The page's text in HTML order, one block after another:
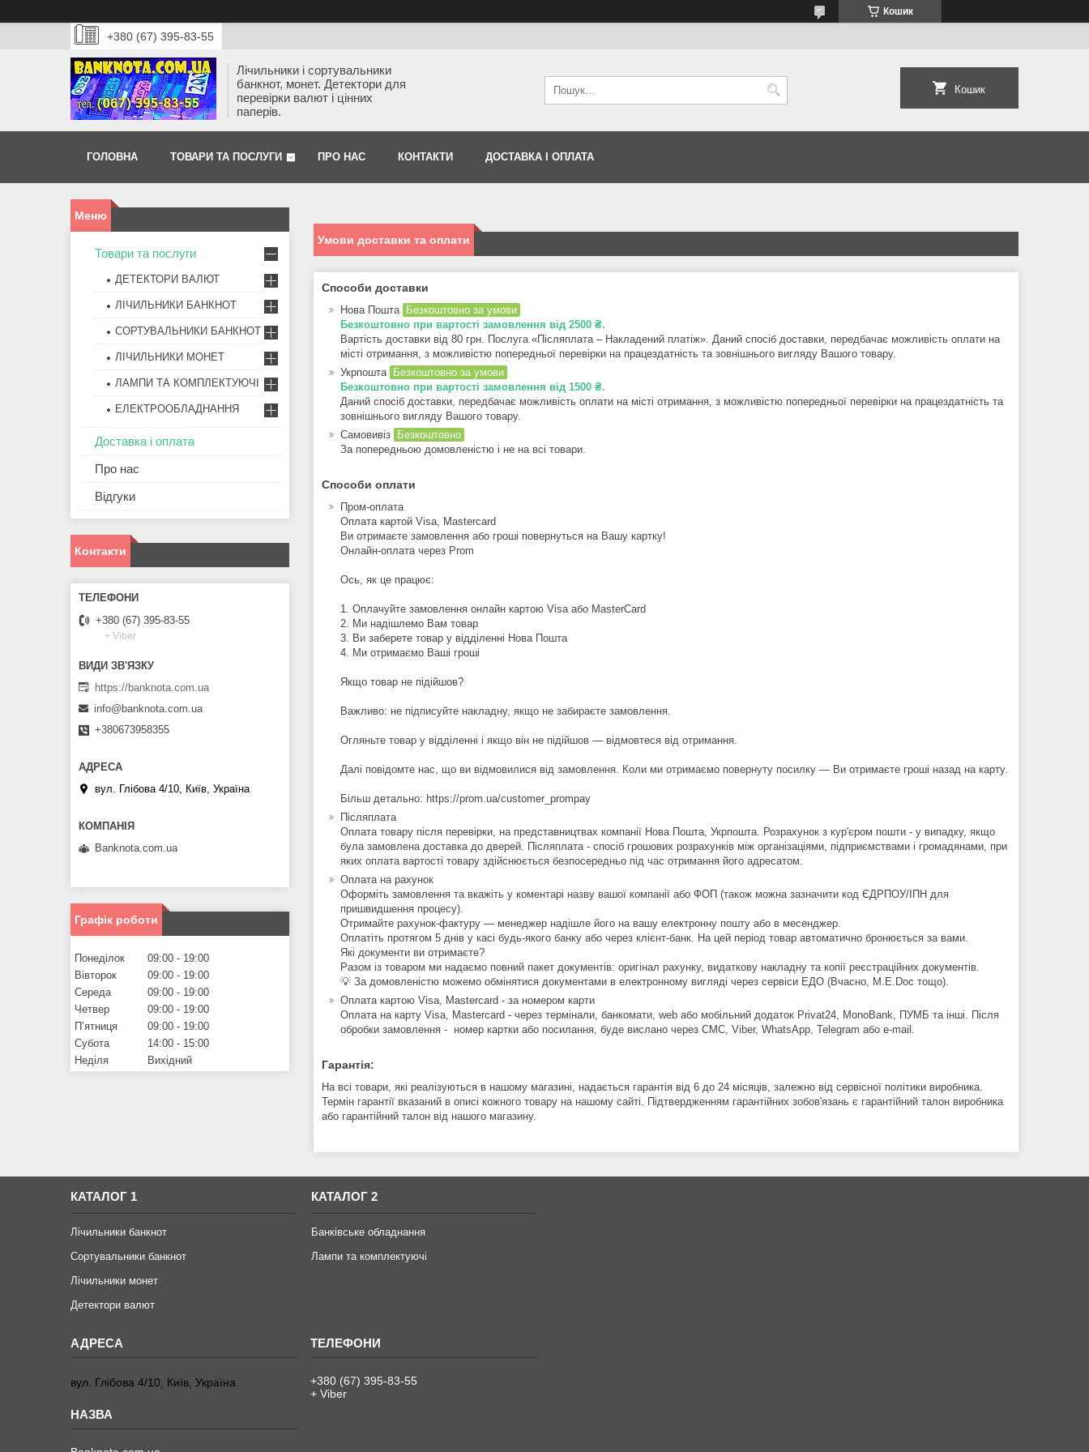
Кошик
+380 (67) 395-83-55
Лічильники і сортувальники
банкнот, монет. Детектори для
перевірки валют і цінних
паперів.
Кошик
ГОЛОВНА ТОВАРИ ТА ПОСЛУГИ ПРО НАС КОНТАКТИ ДОСТАВКА І ОПЛАТА
Умови доставки та оплати
Способи доставки
Нова Пошта
Безкоштовно за умови
Безкоштовно при вартості замовлення від 2500 ₴.
Вартість доставки від 80 грн. Послуга «Післяплата – Накладений платіж». Даний спосіб доставки, передбачає можливість оплати на
місті отримання, з можливістю попередньої перевірки на працездатність та зовнішнього вигляду Вашого товару.
Укрпошта
Безкоштовно за умови
Безкоштовно при вартості замовлення від 1500 ₴.
Даний спосіб доставки, передбачає можливість оплати на місті отримання, з можливістю попередньої перевірки на працездатність та
зовнішнього вигляду Вашого товару.
Самовивіз
Безкоштовно
За попередньою домовленістю і не на всі товари.
Способи оплати
Пром-оплата
Оплата картой Visa, Mastercard
Ви отримаєте замовлення або гроші повернуться на Вашу картку!
Онлайн-оплата через Prom
Ось, як це працює:
1. Оплачуйте замовлення онлайн картою Visa або MasterCard
2. Ми надішлемо Вам товар
3. Ви заберете товар у відділенні Нова Пошта
4. Ми отримаємо Ваші гроші
Якщо товар не підійшов?
Важливо: не підписуйте накладну, якщо не забираєте замовлення.
Огляньте товар у відділенні і якщо він не підійшов — відмовтеся від отримання.
Далі повідомте нас, що ви відмовилися від замовлення. Коли ми отримаємо повернуту посилку — Ви отримаєте гроші назад на карту.
Більш детально: https://prom.ua/customer_prompay
Післяплата
Оплата товару після перевірки, на представництвах компанії Нова Пошта, Укрпошта. Розрахунок з кур'єром пошти - у випадку, якщо
була замовлена доставка до дверей. Післяплата - спосіб грошових розрахунків між організаціями, підприємствами і громадянами, при
яких оплата вартості товару здійснюється безпосередньо під час отримання його адресатом.
Оплата на рахунок
Оформіть замовлення та вкажіть у коментарі назву вашої компанії або ФОП (також можна зазначити код ЄДРПОУ/ІПН для
пришвидшення процесу).
Отримайте рахунок-фактуру — менеджер надішле його на вашу електронну пошту або в месенджер.
Оплатіть протягом 5 днів у касі будь-якого банку або через клієнт-банк. На цей період товар автоматично бронюється за вами.
Які документи ви отримаєте?
Разом із товаром ми надаємо повний пакет документів: оригінал рахунку, видаткову накладну та копії реєстраційних документів.
💡 За домовленістю можемо обмінятися документами в електронному вигляді через сервіси ЕДО (Вчасно, M.E.Doc тощо).
Оплата картою Visa, Mastercard - за номером карти
Оплата на карту Visa, Mastercard - через термінали, банкомати, web або мобільний додаток Privat24, MonoBank, ПУМБ та інші. Після
обробки замовлення -  номер картки або посилання, буде вислано через СМС, Viber, WhatsApp, Telegram або e-mail.
Гарантія:
На всі товари, які реалізуються в нашому магазині, надається гарантія від 6 до 24 місяців, залежно від сервісної політики виробника.
Термін гарантії вказаний в описі кожного товару на нашому сайті. Підтвердженням гарантійних зобов'язань є гарантійний талон виробника
або гарантійний талон від нашого магазину.
Товари та послуги
ДЕТЕКТОРИ ВАЛЮТ
ЛІЧИЛЬНИКИ БАНКНОТ
СОРТУВАЛЬНИКИ БАНКНОТ
ЛІЧИЛЬНИКИ МОНЕТ
ЛАМПИ ТА КОМПЛЕКТУЮЧІ
ЕЛЕКТРООБЛАДНАННЯ
Доставка і оплата
Про нас
Відгуки
Контакти
+380 (67) 395-83-55
+ Viber
https://banknota.com.ua
info@banknota.com.ua
+380673958355
вул. Глібова 4/10, Київ, Україна
Banknota.com.ua
Графік роботи
Понеділок 09:00
19:00
Вівторок
09:00
19:00
Середа
09:00
19:00
Четвер
09:00
19:00
Пʼятниця
09:00
19:00
Субота
14:00
15:00
Неділя
Вихідний
КАТАЛОГ 1
Лічильники банкнот
Сортувальники банкнот
Лічильники монет
Детектори валют
КАТАЛОГ 2
Банківське обладнання
Лампи та комплектуючі
вул. Глібова 4/10, Київ, Україна
+380 (67) 395-83-55
+ Viber